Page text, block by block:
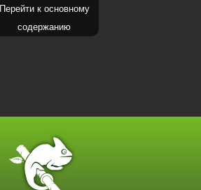
Перейти к основному
содержанию